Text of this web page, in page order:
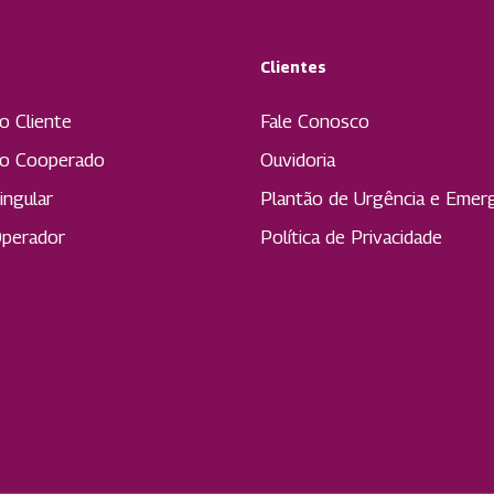
Cliente
Cooperado
Clientes
Fale Conosco
Ouvidoria
Plantão de Urgência e
Política de Privacidade